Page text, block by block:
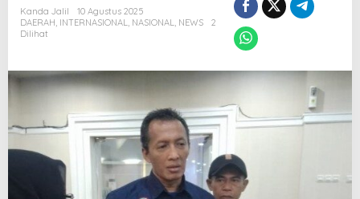
k
r
o
f
e
s
i
o
n
a
Kanda Jalil
10 Agustus 2025
DAERAH, INTERNASIONAL, NASIONAL, NEWS
2
Dilihat